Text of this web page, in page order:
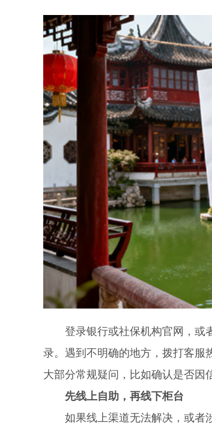
登录银行或社保机构官网，或者
录。遇到不明确的地方，拨打客服
大部分常规疑问，比如确认是否因
先线上自助，再线下柜台
如果线上渠道无法解决，或者涉